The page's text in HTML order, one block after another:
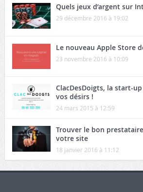
Quels jeux d’argent sur
29 décembre 2016 à 19:02
Le nouveau Apple Store
23 novembre 2016 à 10:09
ClacDesDoigts, la start-
vos désirs !
24 mars 2015 à 12:59
Trouver le bon
votre site
18 janvier 2016 à 11:12